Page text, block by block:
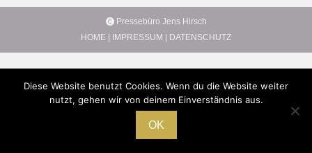
Pressebüro Jens Hirsch
HOME
IMPRESSUM DATENSCHUTZ
Diese Website benutzt Cookies. Wenn du die Website weiter
nutzt, gehen wir von deinem Einverständnis aus.
OK